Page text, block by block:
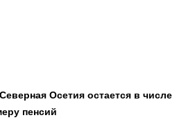
Северная Осетия остается в числе
пенсий